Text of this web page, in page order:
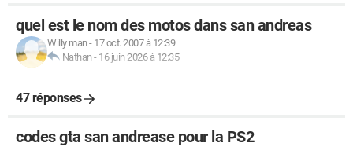
quel est le nom des motos dans san andreas
Willy man- 17 oct. 2007 à 12:39
Nathan- 16 juin 2026 à 12:35
47 réponses
codes gta san andrease pour la PS2